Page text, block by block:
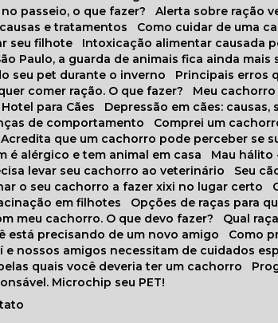
no passeio, o que fazer?
Alerta sobre ração
causas e tratamentos
Como cuidar de uma
seu filhote
Intoxicação alimentar causada
Paulo, a guarda de animais fica ainda
seu pet durante o inverno
Principais
comer ração. O que fazer?
Meu
para Cães
Depressão em cães:
de comportamento
Comprei um
Acredita que um cachorro pode perceber se
é alérgico e tem animal em casa
Mau
levar seu cachorro ao veterinário
Seu
o seu cachorro a fazer xixi no lugar certo
em filhotes
Opções de raças para
meu cachorro. O que devo fazer?
Qual
está precisando de um novo amigo
Como
e nossos amigos necessitam de cuidados
quais você deveria ter um cachorro
Microchip seu PET!